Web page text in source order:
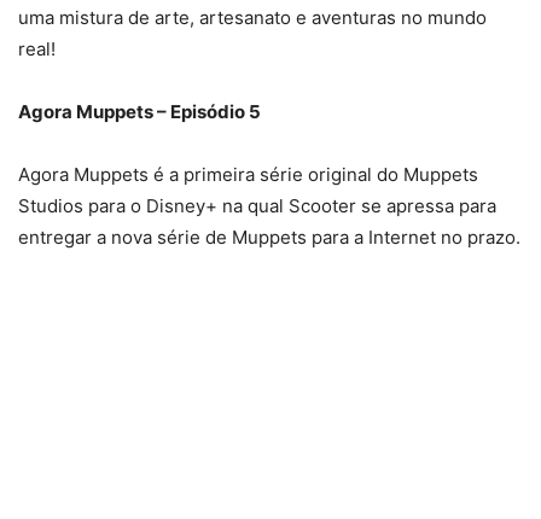
uma mistura de arte, artesanato e aventuras no mundo
real!
Agora Muppets – Episódio 5
Agora Muppets é a primeira série original do Muppets
Studios para o Disney+ na qual Scooter se apressa para
entregar a nova série de Muppets para a Internet no prazo.